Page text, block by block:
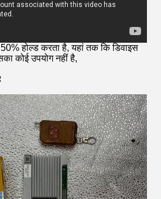
होल्ड करता है, यहां तक कि डिवाइस
कोई उपयोग नहीं है,